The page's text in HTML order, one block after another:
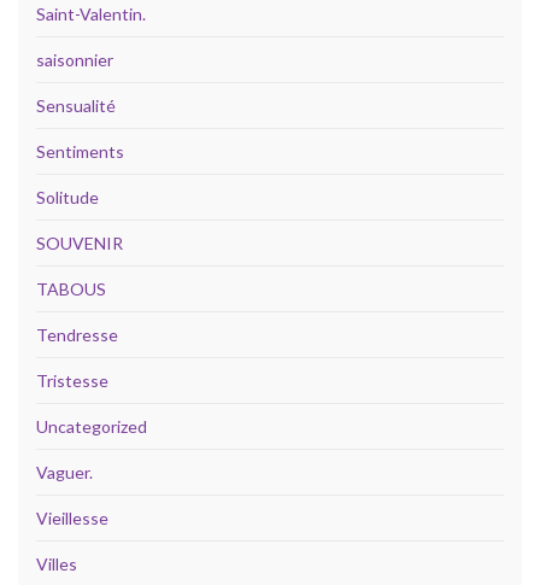
Saint-Valentin.
saisonnier
Sensualité
Sentiments
Solitude
SOUVENIR
TABOUS
Tendresse
Tristesse
Uncategorized
Vaguer.
Vieillesse
Villes